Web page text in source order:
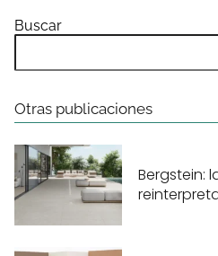
Buscar
Otras publicaciones
Bergstein: